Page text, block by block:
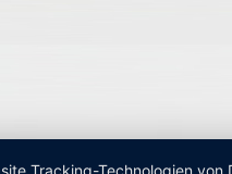
Tracking-Technologien